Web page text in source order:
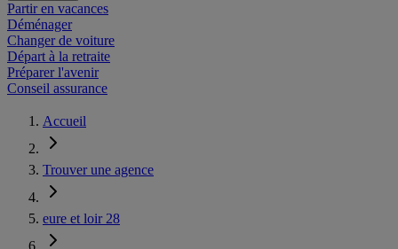
Partir en vacances
Déménager
Changer de voiture
Départ à la retraite
Préparer l'avenir
Conseil assurance
Accueil
Trouver une agence
eure et loir 28